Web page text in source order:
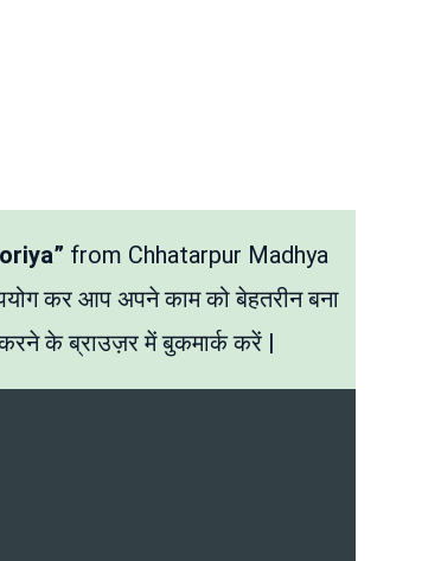
from Chhatarpur Madhya
कर आप अपने काम को बेहतरीन बना
के ब्राउज़र में बुकमार्क करें |